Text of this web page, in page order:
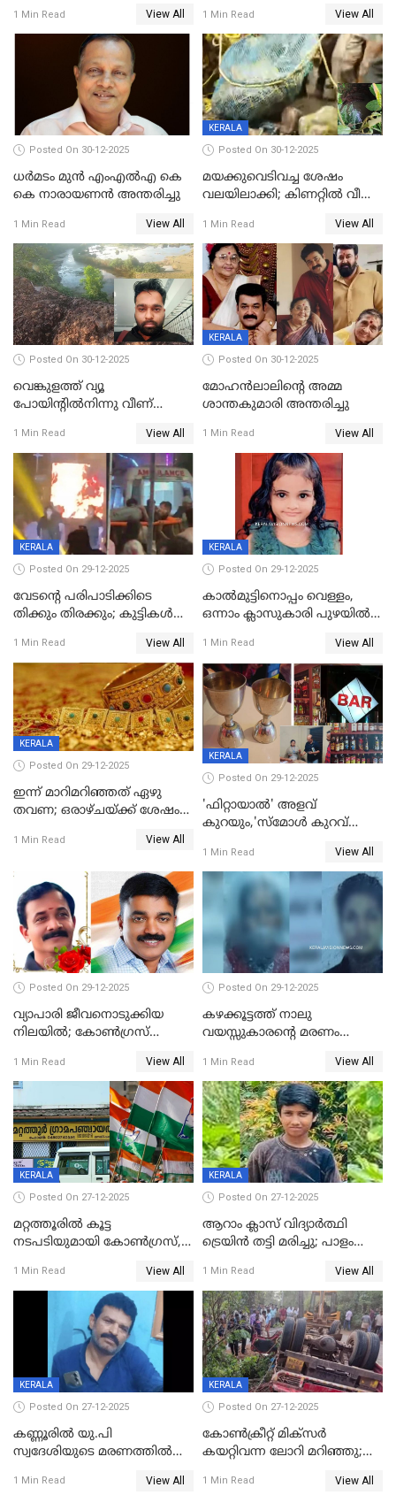
പിടികൂടി പൊലീസ്
1 Min Read View All
സെന്ററിലെ അധ്യാപകന്‍
മർദിച്ചതായി പരാതി
1 Min Read View All
Posted On 30-12-2025
ധർമടം മുൻ എംഎല്‍എ കെ
കെ നാരായണന്‍ അന്തരിച്ചു
1 Min Read View All
KERALA
Posted On 30-12-2025
മയക്കുവെടിവച്ച ശേഷം
വലയിലാക്കി; കിണറ്റിൽ വീണ
1 Min Read View All
Posted On 30-12-2025
വെങ്കുളത്ത് വ്യൂ
പോയിന്റിൽനിന്നു വീണ്
1 Min Read View All
KERALA
Posted On 30-12-2025
മോഹന്‍ലാലിന്‍റെ അമ്മ
ശാന്തകുമാരി അന്തരിച്ചു
1 Min Read View All
KERALA
Posted On 29-12-2025
വേടന്റെ പരിപാടിക്കിടെ
തിക്കും തിരക്കും; കുട്ടികള്‍
പരിക്ക്; പാളം മറികടന്ന
യുവാവ് ട്രെയിന്‍ തട്ടി മരിച്ചു
1 Min Read View All
KERALA
Posted On 29-12-2025
കാൽമുട്ടിനൊപ്പം വെള്ളം,
ഒന്നാം ക്ലാസുകാരി പുഴയിൽ
കുട്ടികൾക്കൊപ്പം
കളിക്കുന്നതിനിടെ
1 Min Read View All
KERALA
Posted On 29-12-2025
ഇന്ന് മാറിമറിഞ്ഞത് ഏഴു
തവണ; ഒരാഴ്ചയ്ക്ക് ശേഷം
1 Min Read View All
KERALA
Posted On 29-12-2025
'ഫിറ്റായാൽ' അളവ്
കുറയും,'സ്‌മോൾ കുറവ്
പിഴ
1 Min Read View All
Posted On 29-12-2025
വ്യാപാരി ജീവനൊടുക്കിയ
നിലയില്‍; കോണ്‍ഗ്രസ്
മാനസികപീഡനമെന്ന് കുറിപ്പ്
1 Min Read View All
Posted On 29-12-2025
കഴക്കൂട്ടത്ത് നാലു
വയസ്സുകാരന്റെ മരണം
സുഹൃത്തും പൊലീസ്
കസ്റ്റഡിയിൽ
1 Min Read View All
KERALA
Posted On 27-12-2025
മറ്റത്തൂരിൽ കൂട്ട
നടപടിയുമായി കോണ്‍ഗ്രസ്,
എട്ട് പേര്‍ ഉള്‍പ്പെടെ
പത്തുപേരെ പുറത്താക്കി,
ചൊവ്വന്നൂരിലും നടപടി
1 Min Read View All
KERALA
Posted On 27-12-2025
ആറാം ക്ലാസ് വിദ്യാർത്ഥി
ട്രെയിൻ തട്ടി മരിച്ചു; പാളം
അപകടം മലപ്പുറത്ത്
1 Min Read View All
KERALA
Posted On 27-12-2025
കണ്ണൂരിൽ യു.പി
സ്വദേശിയുടെ മരണത്തിൽ
കേസ്; തർക്കമുണ്ടായത്
1 Min Read View All
KERALA
Posted On 27-12-2025
കോണ്‍ക്രീറ്റ് മിക്‌സര്‍
കയറ്റിവന്ന ലോറി മറിഞ്ഞു;
അപകടം കണ്ണൂരിൽ
1 Min Read View All